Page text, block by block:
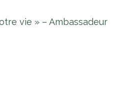
vie » – Ambassadeur